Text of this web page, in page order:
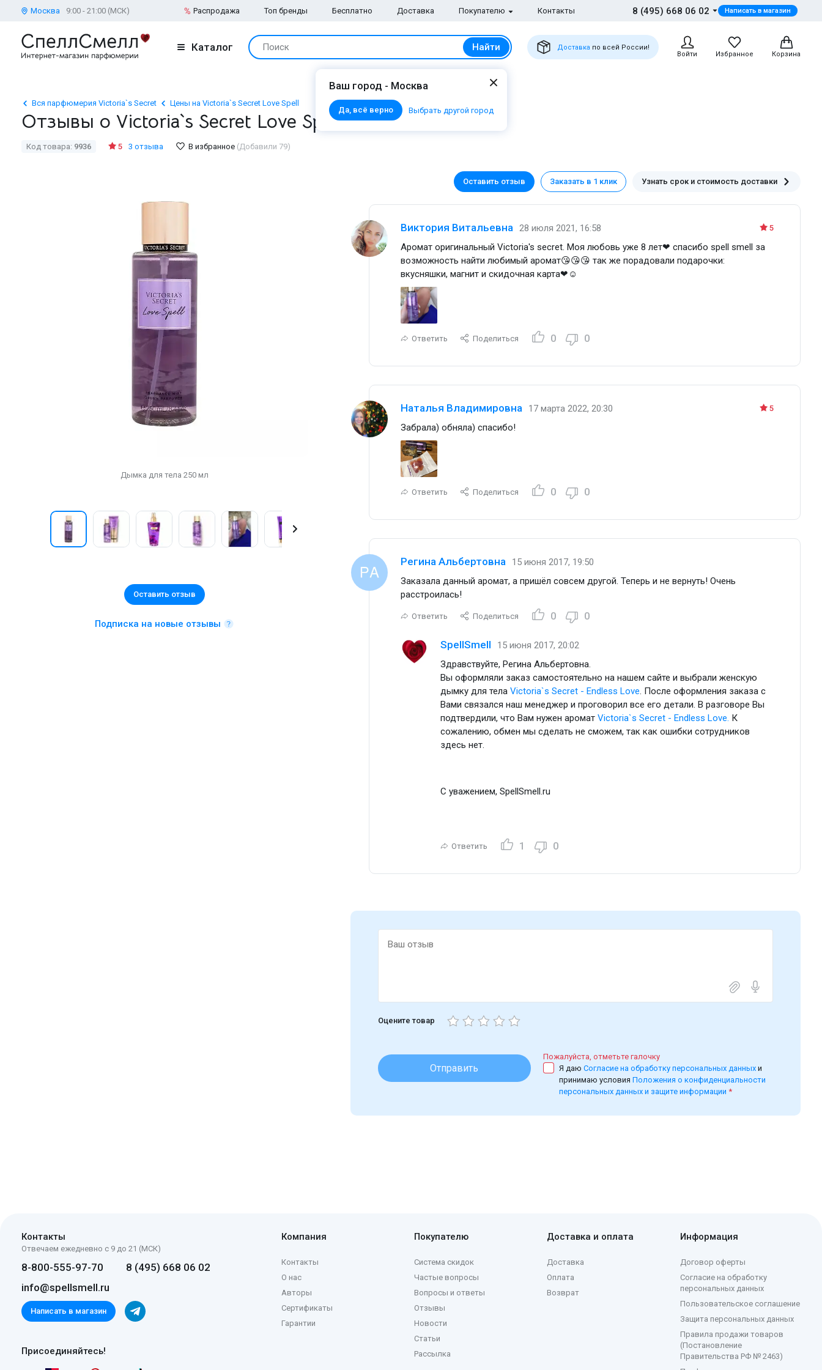
Москва 9:00 - 21:00 (МСК) Распродажа Топ бренды Бесплатно Доставка Покупателю Контакты 8 (495) 668 06 02 Написать в магазин
Каталог Поиск Найти Доставка по всей России!
Войти
Избранное Корзина
Ваш город - Москва
Да, всё верно Выбрать другой город
Вся парфюмерия Victoria`s Secret Цены на Victoria`s Secret Love Spell
Отзывы о Victoria`s Secret Love Spell для женщин
Код товара: 9936 5 3 отзыва В избранное (Добавили 79)
Дымка для тела 250 мл
Оставить отзыв
Подписка на новые отзывы
Оставить отзыв Заказать в 1 клик Узнать срок и стоимость доставки
5
Виктория Витальевна
28 июля 2021, 16:58
Аромат оригинальный Victoria's secret. Моя любовь уже 8 лет❤ спасибо spell smell за
возможность найти любимый аромат😘😘😘 так же порадовали подарочки:
вкусняшки, магнит и скидочная карта❤☺
Ответить Поделиться 0 0
5
Наталья Владимировна
17 марта 2022, 20:30
Забрала) обняла) спасибо!
Ответить Поделиться 0 0
Регина Альбертовна
15 июня 2017, 19:50
Заказала данный аромат, а пришёл совсем другой. Теперь и не вернуть! Очень
расстроилась!
Ответить Поделиться 0 0
SpellSmell
15 июня 2017, 20:02
Здравствуйте, Регина Альбертовна.
Вы оформляли заказ самостоятельно на нашем сайте и выбрали женскую
дымку для тела Victoria`s Secret - Endless Love . После оформления заказа с
Вами связался наш менеджер и проговорил все его детали. В разговоре Вы
подтвердили, что Вам нужен аромат Victoria`s Secret - Endless Love. К
сожалению, обмен мы сделать не сможем, так как ошибки сотрудников
здесь нет.
С уважением, SpellSmell.ru
Ответить 1 0
Оцените товар
Отправить
Пожалуйста, отметьте галочку
Я даю Согласие на обработку персональных данных и
принимаю условия Положения о конфиденциальности
персональных данных и защите информации *
Контакты
Отвечаем ежедневно с 9 до 21 (МСК)
8-800-555-97-70
8 (495) 668 06 02
info@spellsmell.ru
Написать в магазин
Присоединяйтесь!
Компания
Контакты
О нас
Авторы
Сертификаты
Гарантии
Покупателю
Система скидок
Частые вопросы
Вопросы и ответы
Отзывы
Новости
Статьи
Рассылка
Доставка и оплата
Доставка
Оплата
Возврат
Информация
Договор оферты
Согласие на обработку
персональных данных
Пользовательское соглашение
Защита персональных данных
Правила продажи товаров
(Постановление
Правительства РФ № 2463)